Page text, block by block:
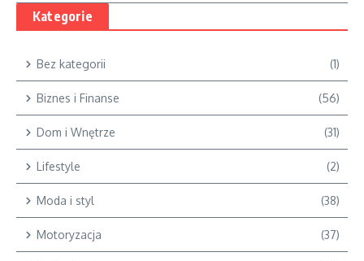
Kategorie
Bez kategorii (1)
Biznes i Finanse (56)
Dom i Wnętrze (31)
Lifestyle (2)
Moda i styl (38)
Motoryzacja (37)